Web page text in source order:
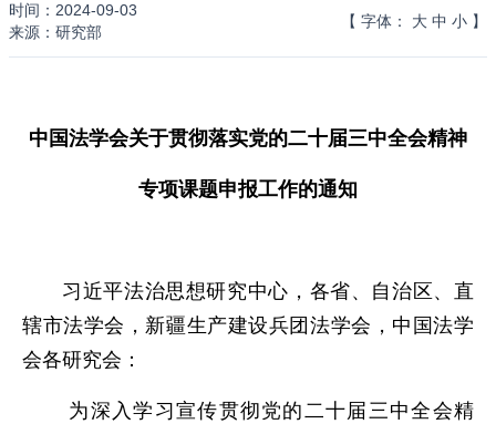
时间：2024-09-03
来源：研究部
【 字体： 大 中 小 】
中国法学会关于贯彻落实党的二十届三中全会精神
专项课题申报工作的通知
习近平法治思想研究中心，各省、自治区、直
辖市法学会，新疆生产建设兵团法学会，中国法学
会各研究会：
为深入学习宣传贯彻党的二十届三中全会精